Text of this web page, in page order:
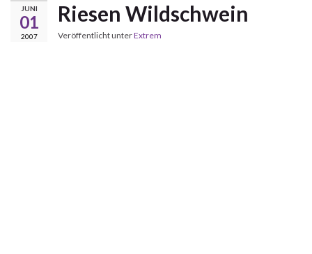
JUNI
01
2007
Riesen Wildschwein
Veröffentlicht unterExtrem